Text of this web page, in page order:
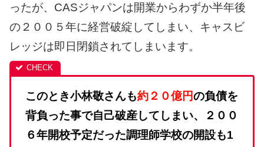
ったが、CASジャパンは開業からわずか半年後
の２００５年に経営破綻してしまい、キャスビ
レッジは即日閉鎖されてしまいます。
このとき小林敬さんも約２０億円の負債を
背負った事で自己破産してしまい、２００
６年開校予定だった調理師学校の開設も1